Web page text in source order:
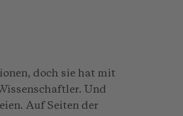
doch sie hat mit
Und
Auf Seiten der